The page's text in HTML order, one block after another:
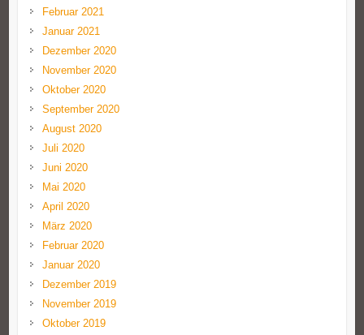
Februar 2021
Januar 2021
Dezember 2020
November 2020
Oktober 2020
September 2020
August 2020
Juli 2020
Juni 2020
Mai 2020
April 2020
März 2020
Februar 2020
Januar 2020
Dezember 2019
November 2019
Oktober 2019